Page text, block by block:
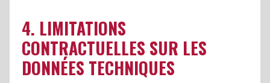
4. LIMITATIONS
CONTRACTUELLES SUR LES
DONNÉES TECHNIQUES